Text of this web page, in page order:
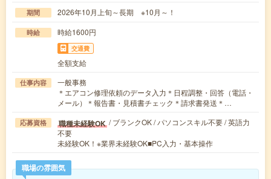
期間 2026年10月上旬～長期 ※10月～！
時給 時給1600円
交通費
全額支給
仕事内容
一般事務
＊エアコン修理依頼のデータ入力＊日程調整・回答（電話・
メール）＊報告書・見積書チェック＊請求書発送＊…
応募資格 職種未経験OK / ブランクOK / パソコンスキル不要 / 英語力
不要
未経験OK！※業界未経験OK■PC入力・基本操作
職場の雰囲気